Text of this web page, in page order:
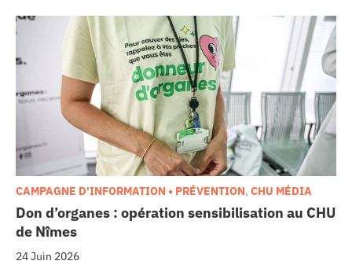
l’excellence clinique et scientifique de l’établissement.
Ce projet représente un investissement de 9,5 millions
d’euros pour l’acquisition et l’installation de
l’équipement au cœur même du pôle régional de
cancérologie.
Don d’organes : opération sensibilisation au CHU
de Nîmes
24 Juin 2026
CAMPAGNE D'INFORMATION • PRÉVENTION, CHU MÉDIA